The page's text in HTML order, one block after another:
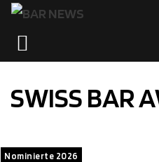
Zum
springen
SWISS BAR
Nominierte 2026